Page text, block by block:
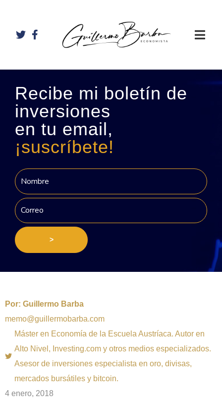
Recibe mi boletín de
inversiones
en tu email,
¡suscríbete!
>
Por: Guillermo Barba
memo@guillermobarba.com
Máster en Economía de la Escuela Austríaca. Autor en
Alto Nivel, Investing.com y otros medios especializados.
Asesor de inversiones especialista en oro, divisas,
mercados bursátiles y bitcoin.
4 enero, 2018